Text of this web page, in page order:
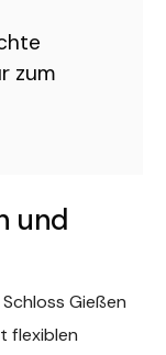
zum
und
Gießen
flexiblen